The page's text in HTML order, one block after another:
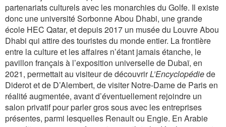
partenariats culturels avec les monarchies du Golfe. Il existe
donc une université Sorbonne Abou Dhabi, une grande
école HEC Qatar, et depuis 2017 un musée du Louvre Abou
Dhabi qui attire des touristes du monde entier. La frontière
entre la culture et les affaires n’étant jamais étanche, le
pavillon français à l’exposition universelle de Dubaï, en
2021, permettait au visiteur de découvrirL’Encyclopédiede
Diderot et de D’Alembert, de visiter Notre-Dame de Paris en
réalité augmentée, avant d’éventuellement rejoindre un
salon privatif pour parler gros sous avec les entreprises
présentes, parmi lesquelles Renault ou Engie. En Arabie